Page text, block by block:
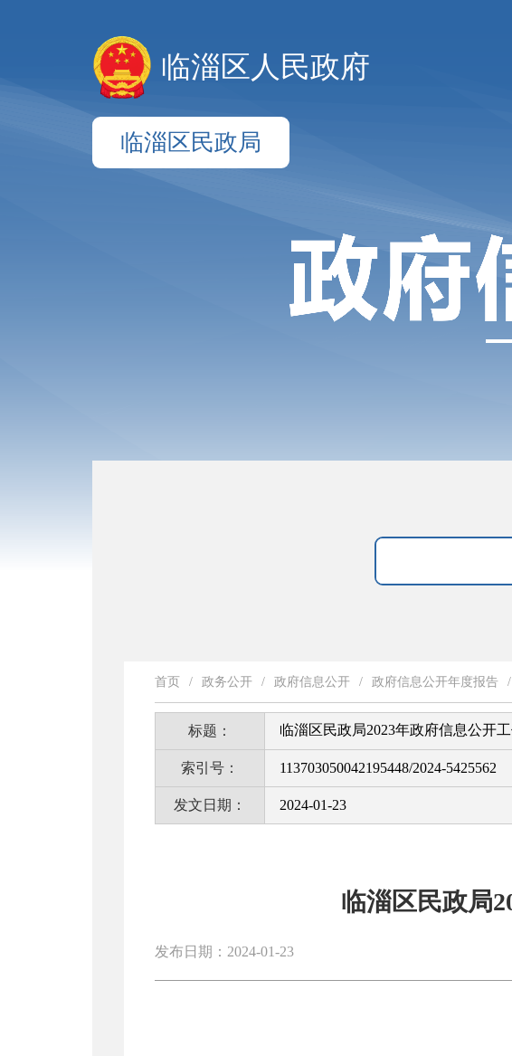
临淄区人民政府
临淄区民政局
首页 / 政务公开 / 政府信息公开 / 政府信息公开年度报告 /
标题： 临淄区民政局2023年政府信息公开
索引号： 113703050042195448/2024-5425562
发文日期： 2024-01-23
临淄区民政局
发布日期：2024-01-23